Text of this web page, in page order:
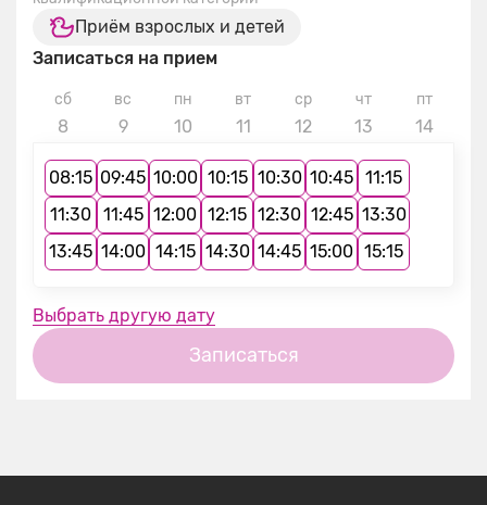
Приём взрослых и детей
Записаться на прием
сб
8
вс
9
пн
10
вт
11
ср
12
чт
13
пт
14
08:15 09:45 10:00 10:15 10:30 10:45 11:15
11:30 11:45 12:00 12:15 12:30 12:45 13:30
13:45 14:00 14:15 14:30 14:45 15:00 15:15
Выбрать другую дату
Записаться